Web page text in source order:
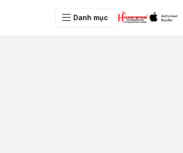
Danh mục